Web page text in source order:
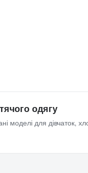
одягу
моделі для дівчаток,